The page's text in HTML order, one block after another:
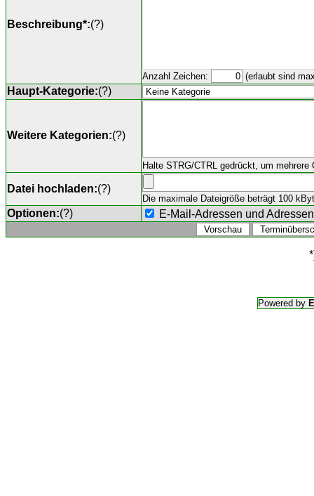
Beschreibung*:(?)
Anzahl Zeichen: (erlaubt sind
Haupt-Kategorie:(?)
Weitere Kategorien:(?)
Halte STRG/CTRL gedrückt, um mehrere
Datei hochladen:(?)
Die maximale Dateigröße beträgt 100
Optionen:(?) E-Mail-Adressen und
Powered by